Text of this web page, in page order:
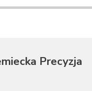
Precyzja